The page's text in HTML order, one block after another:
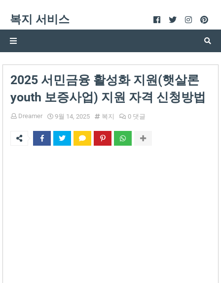
복지 서비스
2025 서민금융 활성화 지원(햇살론
youth 보증사업) 지원 자격 신청방법
Dreamer 9월 14, 2025 복지 0 댓글